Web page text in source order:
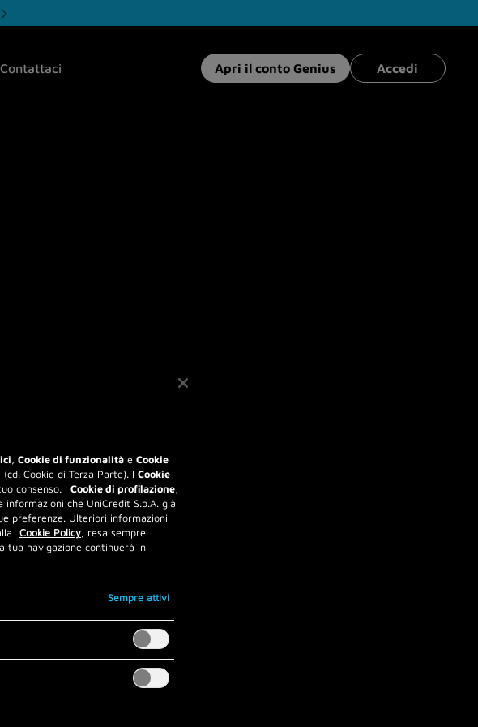
Contattaci Apri il conto Genius Accedi
, Cookie di funzionalità e Cookie
Cookie di Terza Parte). I Cookie
consenso. I Cookie di profilazione,
che UniCredit S.p.A. già
preferenze. Ulteriori informazioni
Cookie Policy, resa sempre
tua navigazione continuerà in
Sempre attivi